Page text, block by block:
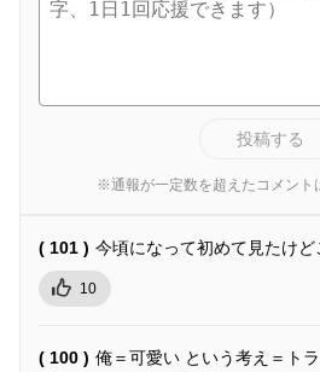
投稿する
※通報が一定数を超えたコメント
( 101 ) 今頃になって初めて見たけ
10
( 100 ) 俺＝可愛い という考え＝ト